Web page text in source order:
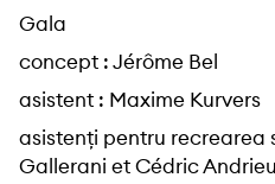
Gala
concept : Jérôme Bel
asistent : Maxime Kurvers
asistenți pentru recrearea
Gallerani et Cédric